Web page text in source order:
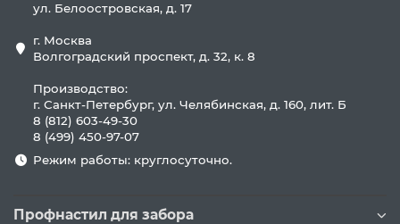
ул. Белоостровская, д. 17
г. Москва
Волгоградский проспект, д. 32, к. 8
Производство:
г. Санкт-Петербург, ул. Челябинская, д. 160, лит. Б
8 (812) 603-49-30
8 (499) 450-97-07
Режим работы: круглосуточно.
Профнастил для забора